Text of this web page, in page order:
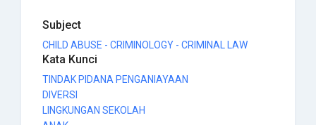
Subject
CHILD ABUSE - CRIMINOLOGY - CRIMINAL LAW
Kata Kunci
TINDAK PIDANA PENGANIAYAAN
DIVERSI
LINGKUNGAN SEKOLAH